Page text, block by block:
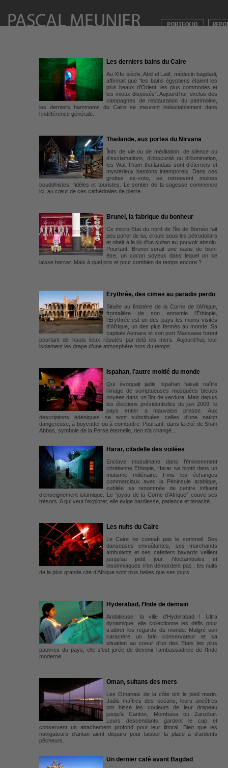
Les derniers bains du Caire
Au XIIe siècle, Abd el Latif, médecin bagdadi,
affirmait que “les bains égyptiens étaient les
plus beaux d’Orient, les plus commodes et
les mieux disposés”. Aujourd’hui, exclus des
campagnes de restauration du patrimoine,
les derniers hammams du Caire se meurent inéluctablement dans
l’indifférence générale.
Thaïlande, aux portes du Nirvana
Îlots de vie ou de méditation, de silence ou
d’exclamations, d’obscurité ou d’illumination,
les Wat Tham thaïlandais sont d’éternels et
mystérieux bastions intemporels. Dans ces
grottes ex-voto, se retrouvent moines
bouddhistes, fidèles et touristes. Le sentier de la sagesse commence
ici, au cœur de ces cathédrales de pierre.
Brunei, la fabrique du bonheur
Ce micro-Etat du nord de l'île de Bornéo fait
peu parler de lui, croule sous les pétrodollars
et obéit à la loi d'un sultan au pouvoir absolu.
Pourtant, Brunei serait une oasis de bien-
être, un cocon soyeux dans lequel on se
laisse bercer. Mais à quel prix et pour combien de temps encore ?
Erythrée, des cimes au paradis perdu
Située au finistère de la Corne de l’Afrique,
frontalière de son ennemie l’Éthiopie,
l’Érythrée est un des pays les moins visités
d’Afrique, un des plus fermés au monde. Sa
capitale Asmara et son port Massawa furent
pourtant de hauts lieux réputés par-delà les mers. Aujourd’hui, leur
isolement les drape d’une atmosphère hors du temps.
Ispahan, l’autre moitié du monde
Qui évoquait jadis Ispahan faisait naître
l’image de somptueuses mosquées bleues
noyées dans un îlot de verdure. Mais depuis
les élections présidentielles de juin 2009, le
pays entier a mauvaise presse. Aux
descriptions édéniques se sont substituées celles d’une nation
dangereuse, à boycotter ou à combattre. Pourtant, dans la cité de Shah
Abbas, symbole de la Perse éternelle, rien n’a changé…
Harar, citadelle des voilées
Enclave musulmane dans l’éminemment
chrétienne Ethiopie, Harar se blottit dans un
mutisme millénaire. Finis les échanges
commerciaux avec la Péninsule arabique,
oubliée sa renommée de centre influent
d’enseignement islamique. Le “joyau de la Corne d’Afrique” couve ses
trésors. A qui veut l’explorer, elle exige hardiesse, patience et ténacité.
Les nuits du Caire
Le Caire ne connaît pas le sommeil. Ses
danseuses envoûtantes, ses marchands
ambulants et ses cafetiers bavards veillent
jusqu’au petit jour. Noctambules et
insomniaques n’en démordent pas : les nuits
de la plus grande cité d’Afrique sont plus belles que ses jours.
Hyderabad, l’Inde de demain
Ambitieuse, la ville d’Hyderabad ! Ultra
dynamique, elle collectionne les défis pour
s’attirer les regards du monde. Malgré son
caractère un brin conservateur et sa
situation au coeur d’un des Etats les plus
pauvres du pays, elle s’est jurée de devenir l’ambassadrice de l’Inde
moderne.
Oman, sultans des mers
Les Omanais de la côte ont le pied marin.
Jadis maîtres des océans, leurs ancêtres
ont hissé les couleurs de leur drapeau
jusqu’à Canton, Mombasa ou Zanzibar.
Leurs descendants gardent le cap et
conservent un attachement profond pour leur littoral. Bien que les
navigateurs d’antan aient disparu pour laisser la place à d’ardents
pêcheurs.
Un dernier café avant Bagdad